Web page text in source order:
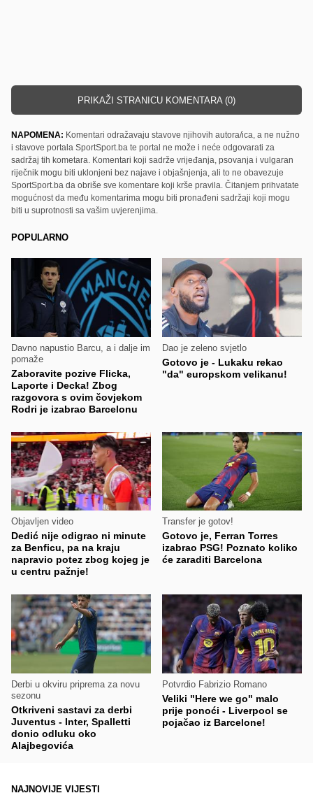
PRIKAŽI STRANICU KOMENTARA (0)
NAPOMENA: Komentari odražavaju stavove njihovih autora/ica, a ne nužno
i stavove portala SportSport.ba te portal ne može i neće odgovarati za
sadržaj tih kometara. Komentari koji sadrže vrijeđanja, psovanja i vulgaran
riječnik mogu biti uklonjeni bez najave i objašnjenja, ali to ne obavezuje
SportSport.ba da obriše sve komentare koji krše pravila. Čitanjem prihvatate
mogućnost da među komentarima mogu biti pronađeni sadržaji koji mogu
biti u suprotnosti sa vašim uvjerenjima.
POPULARNO
Davno napustio Barcu, a i dalje im
pomaže
Zaboravite pozive Flicka,
Laporte i Decka! Zbog
razgovora s ovim čovjekom
Rodri je izabrao Barcelonu
Dao je zeleno svjetlo
Gotovo je - Lukaku rekao
"da" europskom velikanu!
Objavljen video
Dedić nije odigrao ni minute
za Benficu, pa na kraju
napravio potez zbog kojeg je
u centru pažnje!
Transfer je gotov!
Gotovo je, Ferran Torres
izabrao PSG! Poznato koliko
će zaraditi Barcelona
Derbi u okviru priprema za novu
sezonu
Otkriveni sastavi za derbi
Juventus - Inter, Spalletti
donio odluku oko
Alajbegovića
Potvrdio Fabrizio Romano
Veliki "Here we go" malo
prije ponoći - Liverpool se
pojačao iz Barcelone!
NAJNOVIJE VIJESTI